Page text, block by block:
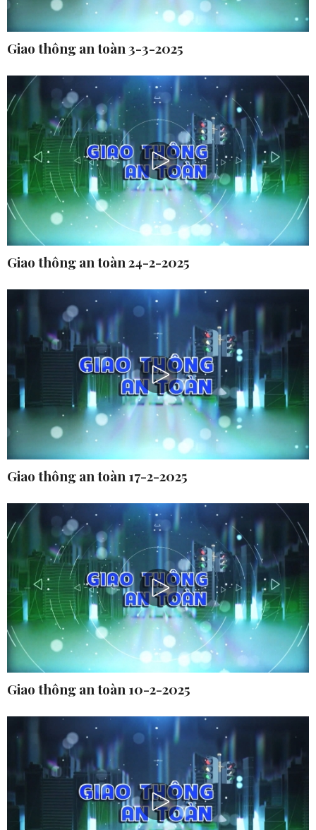
Giao thông an toàn 3-3-2025
Giao thông an toàn 24-2-2025
Giao thông an toàn 17-2-2025
Giao thông an toàn 10-2-2025